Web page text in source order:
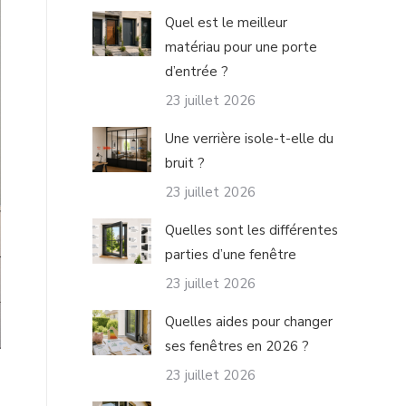
Quel est le meilleur
matériau pour une porte
d’entrée ?
23 juillet 2026
Une verrière isole-t-elle du
bruit ?
23 juillet 2026
Quelles sont les différentes
parties d’une fenêtre​
23 juillet 2026
Quelles aides pour changer
ses fenêtres en 2026 ?
23 juillet 2026